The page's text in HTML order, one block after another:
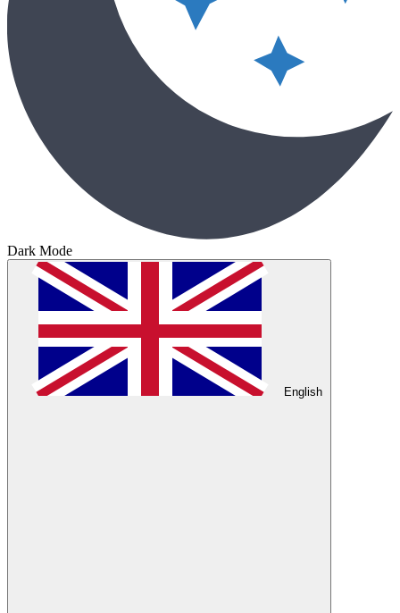
Dark Mode
English